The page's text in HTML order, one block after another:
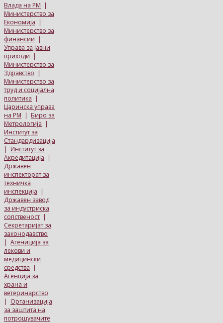
Влада на РМ |
Министерство за
Економија |
Министерство за
финансии |
Управа за јавни
приходи |
Министерство за
Здравство |
Министерство за
труд и социјална
политика |
Царинска управа
на РМ | Биро за
Метрологија |
Институт за
Стандардизација
| Институт за
Акредитација |
Државен
инспекторат за
техничка
инспекција |
Државен завод
за индустриска
сопственост |
Секретаријат за
законодавство
| Агениција за
лекови и
медицински
средства |
Агенција за
храна и
ветеринарство
| Организација
за заштита на
потрошувачите